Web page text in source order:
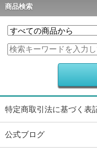
商品検索
特定商取引法に基づく表
公式ブログ